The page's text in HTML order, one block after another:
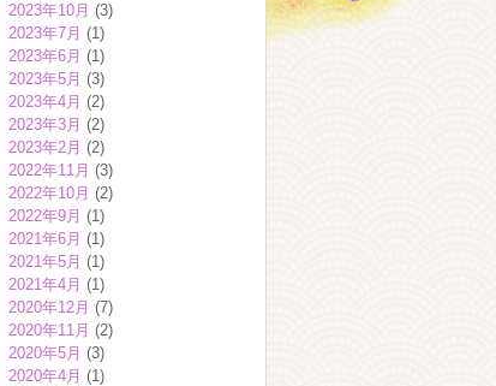
2023年10月 (3)
2023年7月 (1)
2023年6月 (1)
2023年5月 (3)
2023年4月 (2)
2023年3月 (2)
2023年2月 (2)
2022年11月 (3)
2022年10月 (2)
2022年9月 (1)
2021年6月 (1)
2021年5月 (1)
2021年4月 (1)
2020年12月 (7)
2020年11月 (2)
2020年5月 (3)
2020年4月 (1)